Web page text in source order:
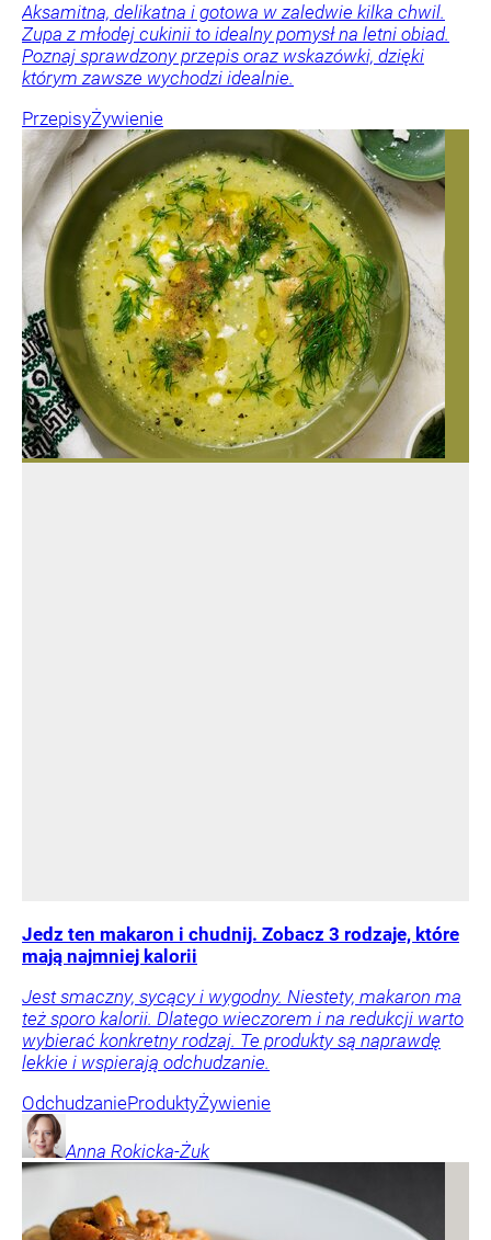
Aksamitna, delikatna i gotowa w zaledwie kilka chwil.
Zupa z młodej cukinii to idealny pomysł na letni obiad.
Poznaj sprawdzony przepis oraz wskazówki, dzięki
którym zawsze wychodzi idealnie.
PrzepisyŻywienie
Jedz ten makaron i chudnij. Zobacz 3 rodzaje, które
mają najmniej kalorii
Jest smaczny, sycący i wygodny. Niestety, makaron ma
też sporo kalorii. Dlatego wieczorem i na redukcji warto
wybierać konkretny rodzaj. Te produkty są naprawdę
lekkie i wspierają odchudzanie.
OdchudzanieProduktyŻywienie
Anna Rokicka-Żuk